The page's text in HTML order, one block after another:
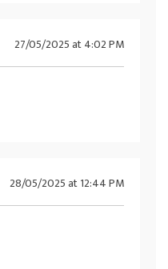
27/05/2025 at 4:02 PM
28/05/2025 at 12:44 PM